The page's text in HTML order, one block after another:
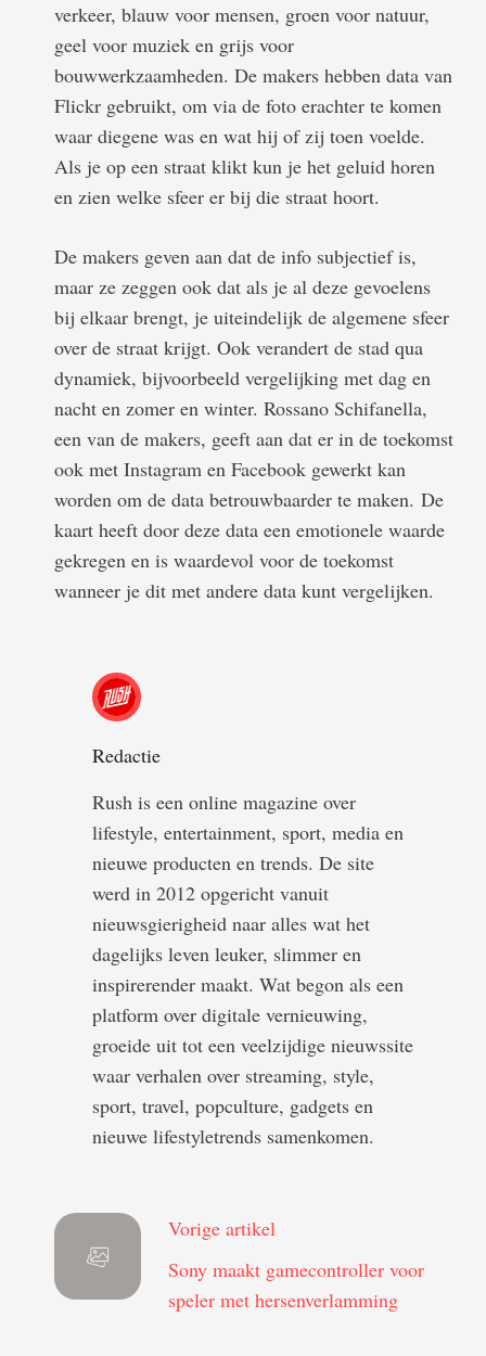
verkeer, blauw voor mensen, groen voor natuur,
geel voor muziek en grijs voor
bouwwerkzaamheden. De makers hebben data van
Flickr gebruikt, om via de foto erachter te komen
waar diegene was en wat hij of zij toen voelde.
Als je op een straat klikt kun je het geluid horen
en zien welke sfeer er bij die straat hoort.
De makers geven aan dat de info subjectief is,
maar ze zeggen ook dat als je al deze gevoelens
bij elkaar brengt, je uiteindelijk de algemene sfeer
over de straat krijgt. Ook verandert de stad qua
dynamiek, bijvoorbeeld vergelijking met dag en
nacht en zomer en winter. Rossano Schifanella,
een van de makers, geeft aan dat er in de toekomst
ook met Instagram en Facebook gewerkt kan
worden om de data betrouwbaarder te maken. De
kaart heeft door deze data een emotionele waarde
gekregen en is waardevol voor de toekomst
wanneer je dit met andere data kunt vergelijken.
Redactie
Rush is een online magazine over
lifestyle, entertainment, sport, media en
nieuwe producten en trends. De site
werd in 2012 opgericht vanuit
nieuwsgierigheid naar alles wat het
dagelijks leven leuker, slimmer en
inspirerender maakt. Wat begon als een
platform over digitale vernieuwing,
groeide uit tot een veelzijdige nieuwssite
waar verhalen over streaming, style,
sport, travel, popculture, gadgets en
nieuwe lifestyle­trends samenkomen.
Vorige artikel
Sony maakt gamecontroller voor
speler met hersenverlamming